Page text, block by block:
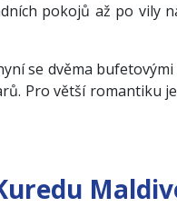
pokojů až po vily
se dvěma
Pro větší romantiku